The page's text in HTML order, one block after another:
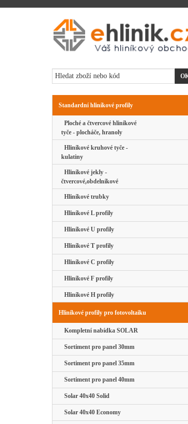
Standardní hliníkové profily
Ploché a čtvercové hliníkové
tyče - plocháče, hranoly
Hliníkové kruhové tyče -
kulatiny
Hliníkové jekly -
čtvercové,obdelníkové
Hliníkové trubky
Hliníkové L profily
Hliníkové U profily
Hliníkové T profily
Hliníkové C profily
Hliníkové F profily
Hliníkové H profily
Hliníkové profily pro fotovoltaiku
Kompletní nabídka SOLAR
Sortiment pro panel 30mm
Sortiment pro panel 35mm
Sortiment pro panel 40mm
Solar 40x40 Solid
Solar 40x40 Economy